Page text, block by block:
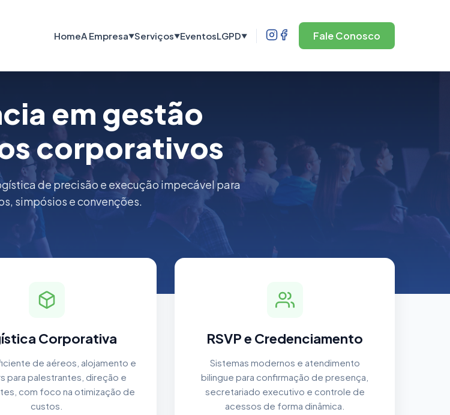
HomeA Empresa▼Serviços▼EventosLGPD▼ Fale Conosco
em gestão
corporativos
de precisão e execução impecável para
simpósios e convenções.
Corporativa
de aéreos, alojamento e
para palestrantes, direção e
com foco na otimização de
custos.
RSVP e Credenciamento
Sistemas modernos e atendimento
bilingue para confirmação de presença,
secretariado executivo e controle de
acessos de forma dinâmica.